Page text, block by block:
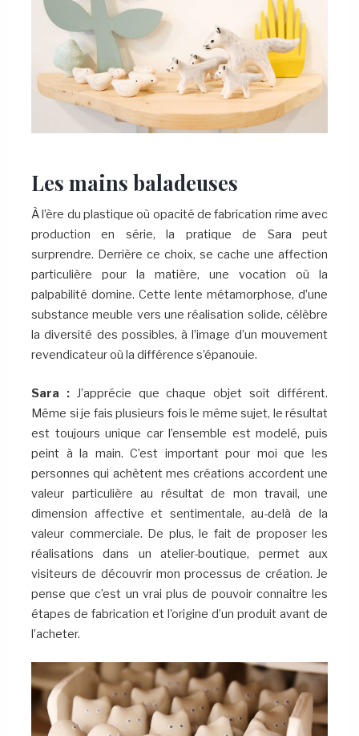
Les mains baladeuses
À l’ère du plastique où opacité de fabrication rime avec
production en série, la pratique de Sara peut
surprendre. Derrière ce choix, se cache une affection
particulière pour la matière, une vocation où la
palpabilité domine. Cette lente métamorphose, d’une
substance meuble vers une réalisation solide, célèbre
la diversité des possibles, à l’image d’un mouvement
revendicateur où la différence s’épanouie.
Sara :J’apprécie que chaque objet soit différent.
Même si je fais plusieurs fois le même sujet, le résultat
est toujours unique car l’ensemble est modelé, puis
peint à la main. C’est important pour moi que les
personnes qui achètent mes créations accordent une
valeur particulière au résultat de mon travail, une
dimension affective et sentimentale, au-delà de la
valeur commerciale. De plus, le fait de proposer les
réalisations dans un atelier-boutique, permet aux
visiteurs de découvrir mon processus de création. Je
pense que c’est un vrai plus de pouvoir connaitre les
étapes de fabrication et l’origine d’un produit avant de
l’acheter.